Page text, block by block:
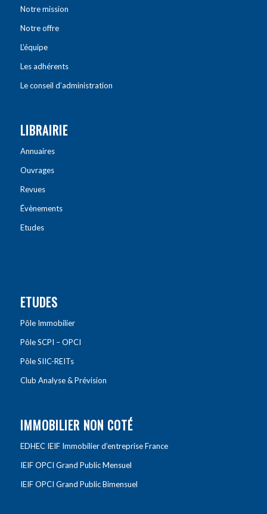
Notre mission
Notre offre
L’équipe
Les adhérents
Le conseil d’administration
LIBRAIRIE
Annuaires
Ouvrages
Revues
Évènements
Etudes
ETUDES
Pôle Immobilier
Pôle SCPI – OPCI
Pôle SIIC-REITs
Club Analyse & Prévision
IMMOBILIER NON COTÉ
EDHEC IEIF Immobilier d’entreprise France
IEIF OPCI Grand Public Mensuel
IEIF OPCI Grand Public Bimensuel